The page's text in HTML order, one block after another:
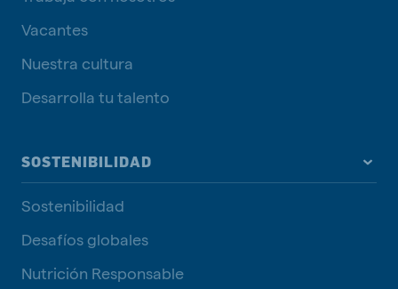
Vacantes
Nuestra cultura
Desarrolla tu talento
SOSTENIBILIDAD
Sostenibilidad
Desafíos globales
Nutrición Responsable